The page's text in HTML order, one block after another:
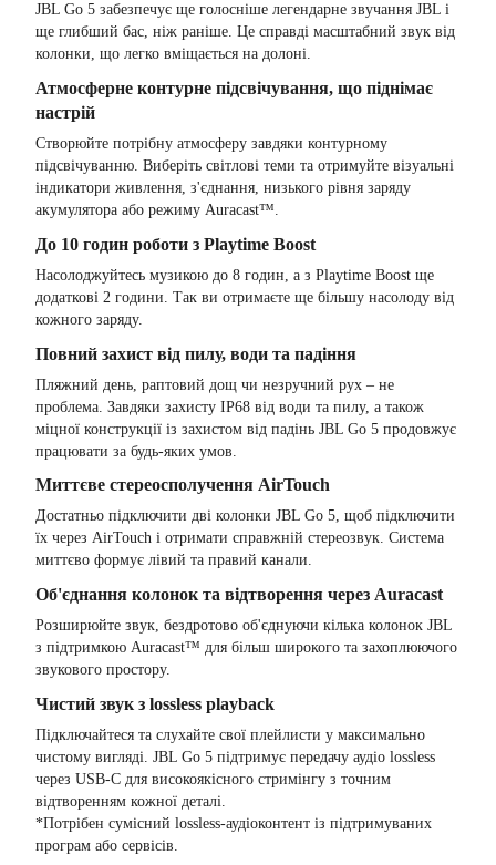
JBL Go 5 забезпечує ще голосніше легендарне звучання JBL і
ще глибший бас, ніж раніше. Це справді масштабний звук від
колонки, що легко вміщається на долоні.
Атмосферне контурне підсвічування, що піднімає
настрій
Створюйте потрібну атмосферу завдяки контурному
підсвічуванню. Виберіть світлові теми та отримуйте візуальні
індикатори живлення, з'єднання, низького рівня заряду
акумулятора або режиму Auracast™.
До 10 годин роботи з Playtime Boost
Насолоджуйтесь музикою до 8 годин, а з Playtime Boost ще
додаткові 2 години. Так ви отримаєте ще більшу насолоду від
кожного заряду.
Повний захист від пилу, води та падіння
Пляжний день, раптовий дощ чи незручний рух – не
проблема. Завдяки захисту IP68 від води та пилу, а також
міцної конструкції із захистом від падінь JBL Go 5 продовжує
працювати за будь-яких умов.
Миттєве стереосполучення AirTouch
Достатньо підключити дві колонки JBL Go 5, щоб підключити
їх через AirTouch і отримати справжній стереозвук. Система
миттєво формує лівий та правий канали.
Об'єднання колонок та відтворення через Auracast
Розширюйте звук, бездротово об'єднуючи кілька колонок JBL
з підтримкою Auracast™ для більш широкого та захоплюючого
звукового простору.
Чистий звук з lossless playback
Підключайтеся та слухайте свої плейлисти у максимально
чистому вигляді. JBL Go 5 підтримує передачу аудіо lossless
через USB-C для високоякісного стримінгу з точним
відтворенням кожної деталі.
*Потрібен сумісний lossless-аудіоконтент із підтримуваних
програм або сервісів.